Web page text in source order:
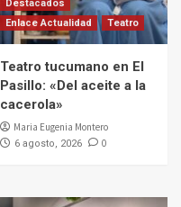
Destacados
Enlace Actualidad
Teatro
Teatro tucumano en El
Pasillo: «Del aceite a la
cacerola»
Maria Eugenia Montero
6 agosto, 2026 0